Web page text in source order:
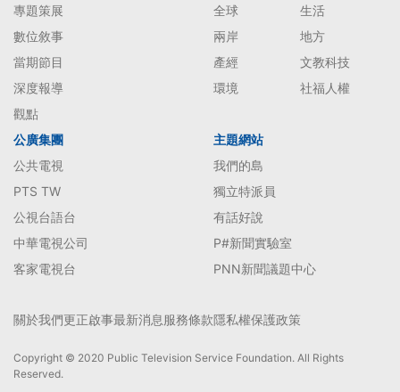
專題策展
數位敘事
當期節目
深度報導
觀點
全球
生活
兩岸
地方
產經
文教科技
環境
社福人權
公廣集團
公共電視
PTS TW
公視台語台
中華電視公司
客家電視台
主題網站
我們的島
獨立特派員
有話好說
P#新聞實驗室
PNN新聞議題中心
關於我們更正啟事最新消息服務條款隱私權保護政策
Copyright © 2020 Public Television Service Foundation. All Rights
Reserved.